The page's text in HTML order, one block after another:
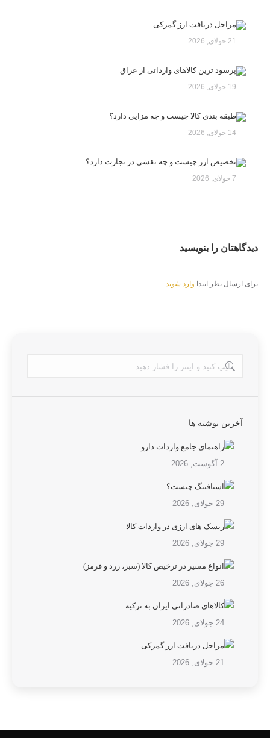
مراحل دریافت ارز گمرکی
21 جولای, 2026
پرسود ترین کالاهای وارداتی از عراق
19 جولای, 2026
طبقه بندی کالا چیست و چه مزایی دارد؟
14 جولای, 2026
تخصیص ارز چیست و چه نقشی در تجارت دارد؟
7 جولای, 2026
دیدگاهتان را بنویسید
برای ارسال نظر ابتدا وارد شوید.
آخرین نوشته ها
راهنمای جامع واردات دارو
2 آگوست, 2026
استافینگ چیست؟
29 جولای, 2026
ریسک های ارزی در واردات کالا
29 جولای, 2026
انواع مسیر در ترخیص کالا (سبز، زرد و قرمز)
26 جولای, 2026
کالاهای صادراتی ایران به ترکیه
24 جولای, 2026
مراحل دریافت ارز گمرکی
21 جولای, 2026